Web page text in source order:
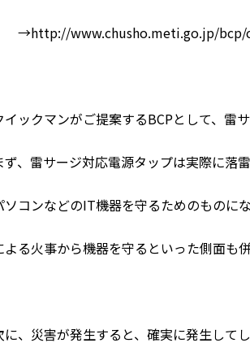
→http://www.chusho.meti.go.jp/bcp/
イックマンがご提案するBCPとして、雷
ず、雷サージ対応電源タップは実際に落
ソコンなどのIT機器を守るためのものに
よる火事から機器を守るといった側面も
に、災害が発生すると、確実に発生して